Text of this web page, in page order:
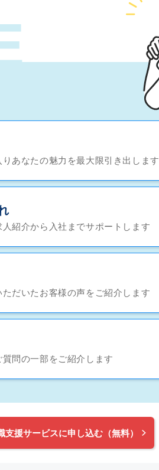
あなたの魅力を最大限引き出します
紹介から入社までサポートします
だいたお客様の声をご紹介します
問の一部をご紹介します
支援サービスに申し込む（無料）